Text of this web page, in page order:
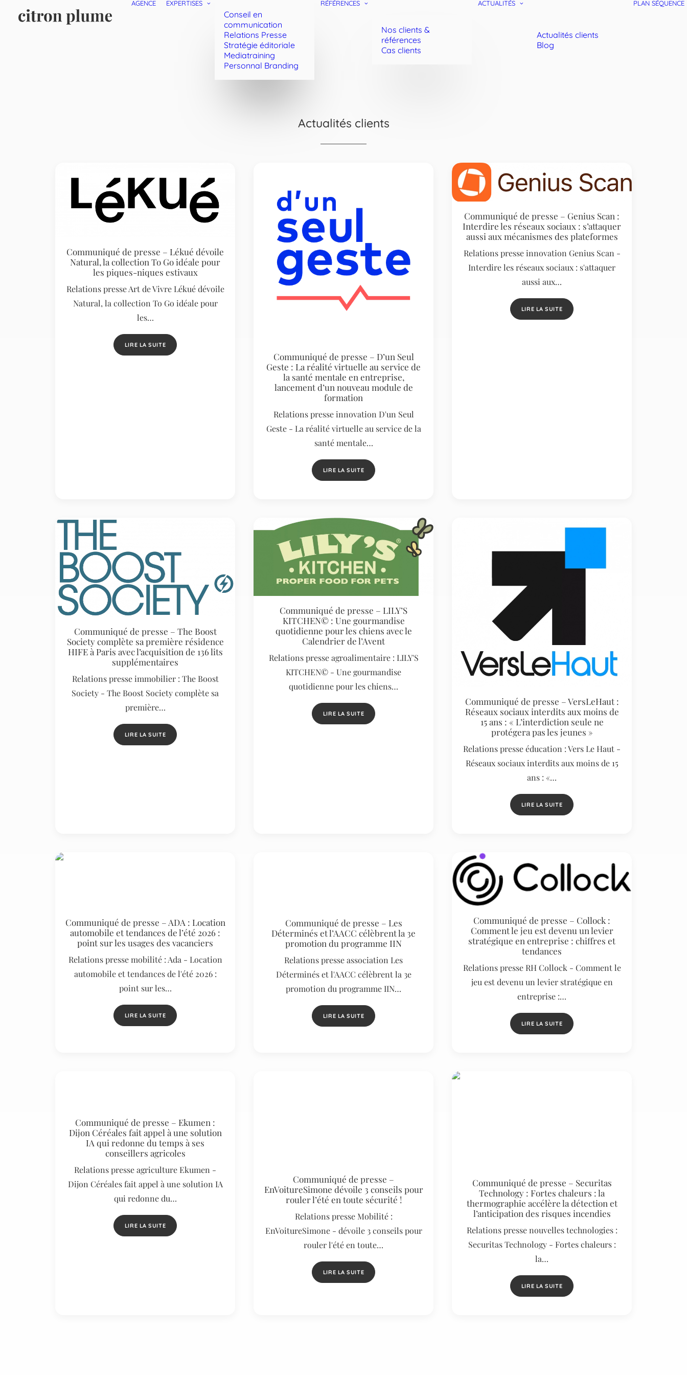
AGENCE EXPERTISES
Conseil en
communication
Relations Presse
Stratégie éditoriale
Mediatraining
Personnal Branding
RÉFÉRENCES
Nos clients &
références
Cas clients
ACTUALITÉS
Actualités clients
Blog
PLAN SÉQUENCE
Actualités clients
Communiqué de presse – Lékué dévoile
Natural, la collection To Go idéale pour
les piques-niques estivaux
Relations presse Art de Vivre Lékué dévoile
Natural, la collection To Go idéale pour
les…
LIRE LA SUITE
Communiqué de presse – D’un Seul
Geste : La réalité virtuelle au service de
la santé mentale en entreprise,
lancement d’un nouveau module de
formation
Relations presse innovation D'un Seul
Geste - La réalité virtuelle au service de la
santé mentale…
LIRE LA SUITE
Communiqué de presse – Genius Scan :
Interdire les réseaux sociaux : s’attaquer
aussi aux mécanismes des plateformes
Relations presse innovation Genius Scan -
Interdire les réseaux sociaux : s'attaquer
aussi aux…
LIRE LA SUITE
Communiqué de presse – The Boost
Society complète sa première résidence
HIFE à Paris avec l’acquisition de 136 lits
supplémentaires
Relations presse immobilier : The Boost
Society - The Boost Society complète sa
première…
LIRE LA SUITE
Communiqué de presse – LILY’S
KITCHEN© : Une gourmandise
quotidienne pour les chiens avec le
Calendrier de l’Avent
Relations presse agroalimentaire : LILY'S
KITCHEN© - Une gourmandise
quotidienne pour les chiens…
LIRE LA SUITE
Communiqué de presse – VersLeHaut :
Réseaux sociaux interdits aux moins de
15 ans : « L’interdiction seule ne
protégera pas les jeunes »
Relations presse éducation : Vers Le Haut -
Réseaux sociaux interdits aux moins de 15
ans : «…
LIRE LA SUITE
Communiqué de presse – ADA : Location
automobile et tendances de l’été 2026 :
point sur les usages des vacanciers
Relations presse mobilité : Ada - Location
automobile et tendances de l'été 2026 :
point sur les…
LIRE LA SUITE
Communiqué de presse – Les
Déterminés et l’AACC célèbrent la 3e
promotion du programme IIN
Relations presse association Les
Déterminés et l'AACC célèbrent la 3e
promotion du programme IIN…
LIRE LA SUITE
Communiqué de presse – Collock :
Comment le jeu est devenu un levier
stratégique en entreprise : chiffres et
tendances
Relations presse RH Collock - Comment le
jeu est devenu un levier stratégique en
entreprise :…
LIRE LA SUITE
Communiqué de presse – Ekumen :
Dijon Céréales fait appel à une solution
IA qui redonne du temps à ses
conseillers agricoles
Relations presse agriculture Ekumen -
Dijon Céréales fait appel à une solution IA
qui redonne du…
LIRE LA SUITE
Communiqué de presse –
EnVoitureSimone dévoile 3 conseils pour
rouler l’été en toute sécurité !
Relations presse Mobilité :
EnVoitureSimone - dévoile 3 conseils pour
rouler l'été en toute…
LIRE LA SUITE
Communiqué de presse – Securitas
Technology : Fortes chaleurs : la
thermographie accélère la détection et
l’anticipation des risques incendies
Relations presse nouvelles technologies :
Securitas Technology - Fortes chaleurs :
la…
LIRE LA SUITE